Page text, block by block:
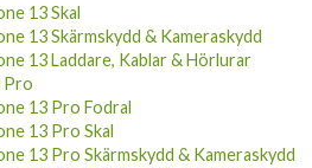
13 Skal
13 Skärmskydd & Kameraskydd
13 Laddare, Kablar & Hörlurar
Pro
13 Pro Fodral
13 Pro Skal
13 Pro Skärmskydd & Kameraskydd